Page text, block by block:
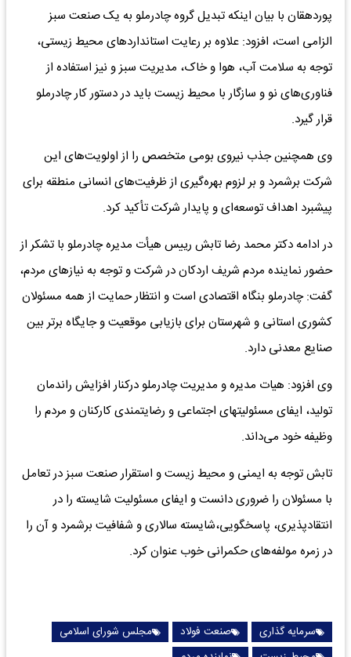
پوردهقان با بیان اینکه تبدیل گروه چادرملو به یک صنعت سبز
الزامی است، افزود: علاوه بر رعایت استانداردهای محیط زیستی،
توجه به سلامت آب، هوا و خاک، مدیریت سبز و نیز استفاده از
فناوری‌های نو و سازگار با محیط زیست باید در دستور کار چادرملو
قرار گیرد.
وی همچنین جذب نیروی بومی متخصص را از اولویت‌های این
شرکت برشمرد و بر لزوم بهره‌گیری از ظرفیت‌های انسانی منطقه برای
پیشبرد اهداف توسعه‌ای و پایدار شرکت تأکید کرد.
در ادامه دکتر محمد رضا تابش رییس هیأت مدیره چادرملو با تشکر از
حضور نماینده مردم شریف اردکان در شرکت و توجه به نیازهای مردم،
گفت: چادرملو بنگاه اقتصادی است و انتظار حمایت از همه مسئولان
کشوری استانی و شهرستان برای بازیابی موقعیت و جایگاه برتر بین
صنایع معدنی دارد.
وی افزود: هیات مدیره و مدیریت چادرملو درکنار افزایش راندمان
تولید، ایفای مسئولیتهای اجتماعی و رضایتمندی کارکنان و مردم را
وظیفه خود می‌داند.
تابش توجه به ایمنی و محیط زیست و استقرار صنعت سبز در تعامل
با مسئولان را ضروری دانست و ایفای مسئولیت شایسته را در
انتقادپذیری، پاسخگویی،شایسته سالاری و شفافیت برشمرد و آن را
در زمره مولفه‌های حکمرانی خوب عنوان کرد.
سرمایه گذاری صنعت فولاد
مجلس شورای اسلامی